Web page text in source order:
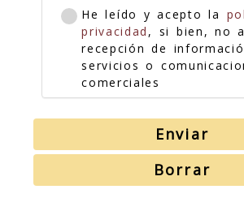
He leído y acepto la
privacidad , si bien, no
recepción de
servicios o
comerciales
Enviar
Borrar